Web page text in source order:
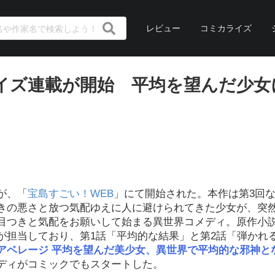
レビュー コミカライズ
ズ連載が開始 平均を望んだ少
、「 宝島すごい！WEB 」にて開始された。本作は第3回
悪さと放つ気配ゆえに人に避けられてきた少女が、突
きと気配をお願いして始まる異世界コメディ。原作小
担当しており、第1話「平均的な結果」と第2話「弾かれ
ベレージ 平均を望んだ美少女、異世界で平均的な邪神と
がコミックでもスタートした。